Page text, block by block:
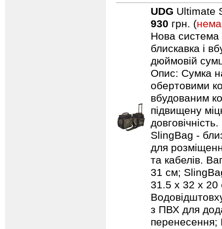
UDG Ultimate
930 грн. (
Нова система
блискавка і
дюймовій
Опис: Сумка
обертовими
вбудованим
підвищену
SlingBag -
для
та кабелів.
31 см;
31.5 x 32 x 20
з ПВХ для
перенесення;